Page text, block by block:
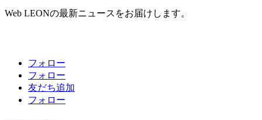
Web LEONの最新ニュースをお届けします。
フォロー
フォロー
友だち追加
フォロー